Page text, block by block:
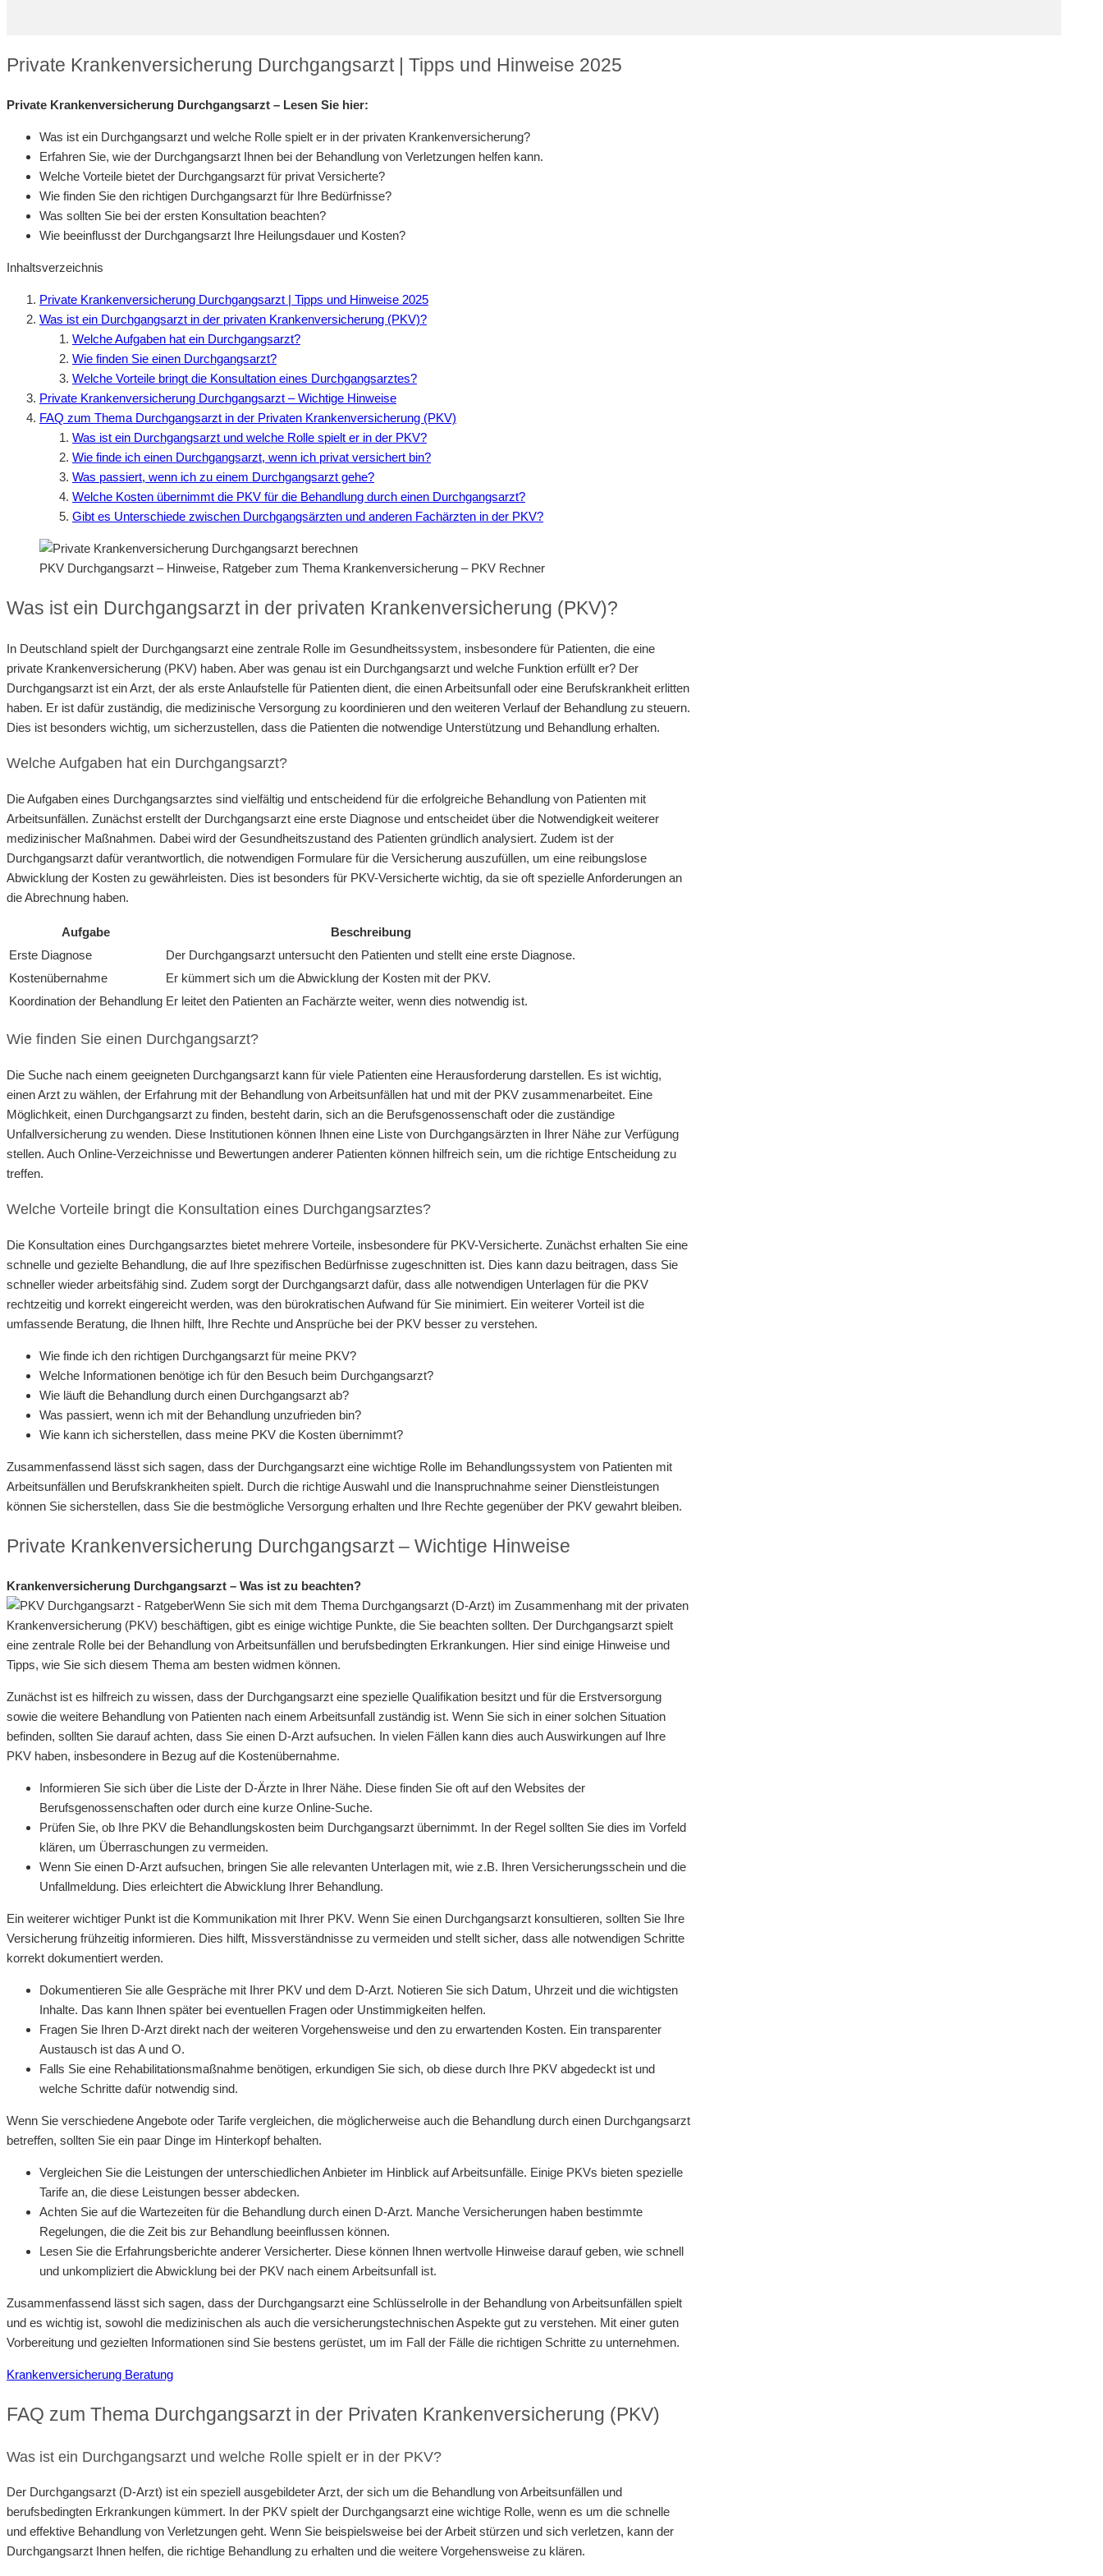
Private Krankenversicherung Durchgangsarzt | Tipps und Hinweise 2025
Private Krankenversicherung Durchgangsarzt – Lesen Sie hier:
Was ist ein Durchgangsarzt und welche Rolle spielt er in der privaten Krankenversicherung?
Erfahren Sie, wie der Durchgangsarzt Ihnen bei der Behandlung von Verletzungen helfen kann.
Welche Vorteile bietet der Durchgangsarzt für privat Versicherte?
Wie finden Sie den richtigen Durchgangsarzt für Ihre Bedürfnisse?
Was sollten Sie bei der ersten Konsultation beachten?
Wie beeinflusst der Durchgangsarzt Ihre Heilungsdauer und Kosten?
Inhaltsverzeichnis
Private Krankenversicherung Durchgangsarzt | Tipps und Hinweise 2025
Was ist ein Durchgangsarzt in der privaten Krankenversicherung (PKV)?
Welche Aufgaben hat ein Durchgangsarzt?
Wie finden Sie einen Durchgangsarzt?
Welche Vorteile bringt die Konsultation eines Durchgangsarztes?
Private Krankenversicherung Durchgangsarzt – Wichtige Hinweise
FAQ zum Thema Durchgangsarzt in der Privaten Krankenversicherung (PKV)
Was ist ein Durchgangsarzt und welche Rolle spielt er in der PKV?
Wie finde ich einen Durchgangsarzt, wenn ich privat versichert bin?
Was passiert, wenn ich zu einem Durchgangsarzt gehe?
Welche Kosten übernimmt die PKV für die Behandlung durch einen Durchgangsarzt?
Gibt es Unterschiede zwischen Durchgangsärzten und anderen Fachärzten in der PKV?
PKV Durchgangsarzt – Hinweise, Ratgeber zum Thema Krankenversicherung – PKV Rechner
Was ist ein Durchgangsarzt in der privaten Krankenversicherung (PKV)?
In Deutschland spielt der Durchgangsarzt eine zentrale Rolle im Gesundheitssystem, insbesondere für Patienten, die eine
private Krankenversicherung (PKV) haben. Aber was genau ist ein Durchgangsarzt und welche Funktion erfüllt er? Der
Durchgangsarzt ist ein Arzt, der als erste Anlaufstelle für Patienten dient, die einen Arbeitsunfall oder eine Berufskrankheit erlitten
haben. Er ist dafür zuständig, die medizinische Versorgung zu koordinieren und den weiteren Verlauf der Behandlung zu steuern.
Dies ist besonders wichtig, um sicherzustellen, dass die Patienten die notwendige Unterstützung und Behandlung erhalten.
Welche Aufgaben hat ein Durchgangsarzt?
Die Aufgaben eines Durchgangsarztes sind vielfältig und entscheidend für die erfolgreiche Behandlung von Patienten mit
Arbeitsunfällen. Zunächst erstellt der Durchgangsarzt eine erste Diagnose und entscheidet über die Notwendigkeit weiterer
medizinischer Maßnahmen. Dabei wird der Gesundheitszustand des Patienten gründlich analysiert. Zudem ist der
Durchgangsarzt dafür verantwortlich, die notwendigen Formulare für die Versicherung auszufüllen, um eine reibungslose
Abwicklung der Kosten zu gewährleisten. Dies ist besonders für PKV-Versicherte wichtig, da sie oft spezielle Anforderungen an
die Abrechnung haben.
Aufgabe
Beschreibung
Erste Diagnose
Der Durchgangsarzt untersucht den Patienten und stellt eine erste Diagnose.
Kostenübernahme
Er kümmert sich um die Abwicklung der Kosten mit der PKV.
Koordination der Behandlung Er leitet den Patienten an Fachärzte weiter, wenn dies notwendig ist.
Wie finden Sie einen Durchgangsarzt?
Die Suche nach einem geeigneten Durchgangsarzt kann für viele Patienten eine Herausforderung darstellen. Es ist wichtig,
einen Arzt zu wählen, der Erfahrung mit der Behandlung von Arbeitsunfällen hat und mit der PKV zusammenarbeitet. Eine
Möglichkeit, einen Durchgangsarzt zu finden, besteht darin, sich an die Berufsgenossenschaft oder die zuständige
Unfallversicherung zu wenden. Diese Institutionen können Ihnen eine Liste von Durchgangsärzten in Ihrer Nähe zur Verfügung
stellen. Auch Online-Verzeichnisse und Bewertungen anderer Patienten können hilfreich sein, um die richtige Entscheidung zu
treffen.
Welche Vorteile bringt die Konsultation eines Durchgangsarztes?
Die Konsultation eines Durchgangsarztes bietet mehrere Vorteile, insbesondere für PKV-Versicherte. Zunächst erhalten Sie eine
schnelle und gezielte Behandlung, die auf Ihre spezifischen Bedürfnisse zugeschnitten ist. Dies kann dazu beitragen, dass Sie
schneller wieder arbeitsfähig sind. Zudem sorgt der Durchgangsarzt dafür, dass alle notwendigen Unterlagen für die PKV
rechtzeitig und korrekt eingereicht werden, was den bürokratischen Aufwand für Sie minimiert. Ein weiterer Vorteil ist die
umfassende Beratung, die Ihnen hilft, Ihre Rechte und Ansprüche bei der PKV besser zu verstehen.
Wie finde ich den richtigen Durchgangsarzt für meine PKV?
Welche Informationen benötige ich für den Besuch beim Durchgangsarzt?
Wie läuft die Behandlung durch einen Durchgangsarzt ab?
Was passiert, wenn ich mit der Behandlung unzufrieden bin?
Wie kann ich sicherstellen, dass meine PKV die Kosten übernimmt?
Zusammenfassend lässt sich sagen, dass der Durchgangsarzt eine wichtige Rolle im Behandlungssystem von Patienten mit
Arbeitsunfällen und Berufskrankheiten spielt. Durch die richtige Auswahl und die Inanspruchnahme seiner Dienstleistungen
können Sie sicherstellen, dass Sie die bestmögliche Versorgung erhalten und Ihre Rechte gegenüber der PKV gewahrt bleiben.
Private Krankenversicherung Durchgangsarzt – Wichtige Hinweise
Krankenversicherung Durchgangsarzt – Was ist zu beachten?
Wenn Sie sich mit dem Thema Durchgangsarzt (D-Arzt) im Zusammenhang mit der privaten
Krankenversicherung (PKV) beschäftigen, gibt es einige wichtige Punkte, die Sie beachten sollten. Der Durchgangsarzt spielt
eine zentrale Rolle bei der Behandlung von Arbeitsunfällen und berufsbedingten Erkrankungen. Hier sind einige Hinweise und
Tipps, wie Sie sich diesem Thema am besten widmen können.
Zunächst ist es hilfreich zu wissen, dass der Durchgangsarzt eine spezielle Qualifikation besitzt und für die Erstversorgung
sowie die weitere Behandlung von Patienten nach einem Arbeitsunfall zuständig ist. Wenn Sie sich in einer solchen Situation
befinden, sollten Sie darauf achten, dass Sie einen D-Arzt aufsuchen. In vielen Fällen kann dies auch Auswirkungen auf Ihre
PKV haben, insbesondere in Bezug auf die Kostenübernahme.
Informieren Sie sich über die Liste der D-Ärzte in Ihrer Nähe. Diese finden Sie oft auf den Websites der
Berufsgenossenschaften oder durch eine kurze Online-Suche.
Prüfen Sie, ob Ihre PKV die Behandlungskosten beim Durchgangsarzt übernimmt. In der Regel sollten Sie dies im Vorfeld
klären, um Überraschungen zu vermeiden.
Wenn Sie einen D-Arzt aufsuchen, bringen Sie alle relevanten Unterlagen mit, wie z.B. Ihren Versicherungsschein und die
Unfallmeldung. Dies erleichtert die Abwicklung Ihrer Behandlung.
Ein weiterer wichtiger Punkt ist die Kommunikation mit Ihrer PKV. Wenn Sie einen Durchgangsarzt konsultieren, sollten Sie Ihre
Versicherung frühzeitig informieren. Dies hilft, Missverständnisse zu vermeiden und stellt sicher, dass alle notwendigen Schritte
korrekt dokumentiert werden.
Dokumentieren Sie alle Gespräche mit Ihrer PKV und dem D-Arzt. Notieren Sie sich Datum, Uhrzeit und die wichtigsten
Inhalte. Das kann Ihnen später bei eventuellen Fragen oder Unstimmigkeiten helfen.
Fragen Sie Ihren D-Arzt direkt nach der weiteren Vorgehensweise und den zu erwartenden Kosten. Ein transparenter
Austausch ist das A und O.
Falls Sie eine Rehabilitationsmaßnahme benötigen, erkundigen Sie sich, ob diese durch Ihre PKV abgedeckt ist und
welche Schritte dafür notwendig sind.
Wenn Sie verschiedene Angebote oder Tarife vergleichen, die möglicherweise auch die Behandlung durch einen Durchgangsarzt
betreffen, sollten Sie ein paar Dinge im Hinterkopf behalten.
Vergleichen Sie die Leistungen der unterschiedlichen Anbieter im Hinblick auf Arbeitsunfälle. Einige PKVs bieten spezielle
Tarife an, die diese Leistungen besser abdecken.
Achten Sie auf die Wartezeiten für die Behandlung durch einen D-Arzt. Manche Versicherungen haben bestimmte
Regelungen, die die Zeit bis zur Behandlung beeinflussen können.
Lesen Sie die Erfahrungsberichte anderer Versicherter. Diese können Ihnen wertvolle Hinweise darauf geben, wie schnell
und unkompliziert die Abwicklung bei der PKV nach einem Arbeitsunfall ist.
Zusammenfassend lässt sich sagen, dass der Durchgangsarzt eine Schlüsselrolle in der Behandlung von Arbeitsunfällen spielt
und es wichtig ist, sowohl die medizinischen als auch die versicherungstechnischen Aspekte gut zu verstehen. Mit einer guten
Vorbereitung und gezielten Informationen sind Sie bestens gerüstet, um im Fall der Fälle die richtigen Schritte zu unternehmen.
Krankenversicherung Beratung
FAQ zum Thema Durchgangsarzt in der Privaten Krankenversicherung (PKV)
Was ist ein Durchgangsarzt und welche Rolle spielt er in der PKV?
Der Durchgangsarzt (D-Arzt) ist ein speziell ausgebildeter Arzt, der sich um die Behandlung von Arbeitsunfällen und
berufsbedingten Erkrankungen kümmert. In der PKV spielt der Durchgangsarzt eine wichtige Rolle, wenn es um die schnelle
und effektive Behandlung von Verletzungen geht. Wenn Sie beispielsweise bei der Arbeit stürzen und sich verletzen, kann der
Durchgangsarzt Ihnen helfen, die richtige Behandlung zu erhalten und die weitere Vorgehensweise zu klären.